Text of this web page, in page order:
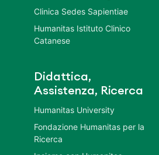
Clinica Sedes Sapientiae
Humanitas Istituto Clinico
Catanese
Didattica,
Assistenza, Ricerca
Humanitas University
Fondazione Humanitas per la
Ricerca